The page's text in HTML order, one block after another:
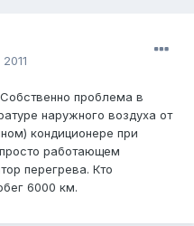
проблема в
наружного воздуха от
кондиционере при
работающем
перегрева. Кто
6000 км.